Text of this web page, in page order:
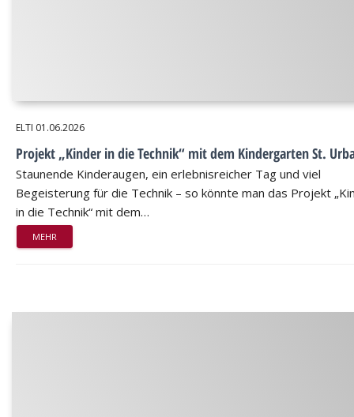
ELTI 01.06.2026
Projekt „Kinder in die Technik“ mit dem Kindergarten St.
Staunende Kinderaugen, ein erlebnisreicher Tag und viel
Begeisterung für die Technik – so könnte man das Projekt
in die Technik“ mit dem…
MEHR